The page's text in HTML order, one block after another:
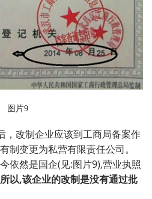
图片9
，改制企业应该到工商局备案作
制变更为私营有限责任公司。
依然是国企(见:图片9),营业执照
所以,该企业的改制是没有通过批